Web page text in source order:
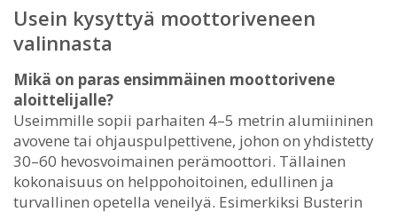
Usein kysyttyä moottoriveneen
valinnasta
Mikä on paras ensimmäinen moottorivene
aloittelijalle?
Useimmille sopii parhaiten 4–5 metrin alumiininen
avovene tai ohjauspulpettivene, johon on yhdistetty
30–60 hevosvoimainen perämoottori. Tällainen
kokonaisuus on helppohoitoinen, edullinen ja
turvallinen opetella veneilyä. Esimerkiksi Busterin